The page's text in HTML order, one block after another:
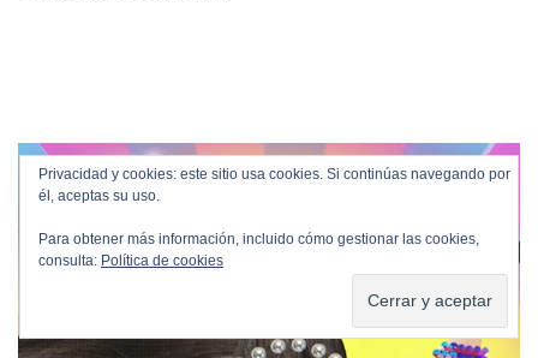
Privacidad y cookies: este sitio usa cookies. Si continúas navegando por
él, aceptas su uso.
Para obtener más información, incluido cómo gestionar las cookies,
consulta: Política de cookies